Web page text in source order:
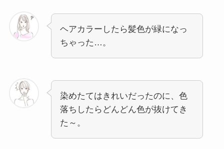
ヘアカラーしたら髪色が緑になっ
ちゃった…。
染めたてはきれいだったのに、色
落ちしたらどんどん色が抜けてき
た～。